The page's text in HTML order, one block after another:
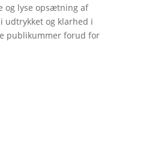
og lyse opsætning af
i udtrykket og klarhed i
publikummer forud for